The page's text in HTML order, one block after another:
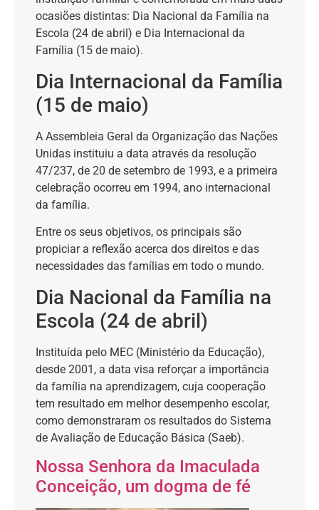
ocasiões distintas: Dia Nacional da Família na
Escola (24 de abril) e Dia Internacional da
Família (15 de maio).
Dia Internacional da Família
(15 de maio)
A Assembleia Geral da Organização das Nações
Unidas instituiu a data através da resolução
47/237, de 20 de setembro de 1993, e a primeira
celebração ocorreu em 1994, ano internacional
da família.
Entre os seus objetivos, os principais são
propiciar a reflexão acerca dos direitos e das
necessidades das famílias em todo o mundo.
Dia Nacional da Família na
Escola (24 de abril)
Instituída pelo MEC (Ministério da Educação),
desde 2001, a data visa reforçar a importância
da família na aprendizagem, cuja cooperação
tem resultado em melhor desempenho escolar,
como demonstraram os resultados do Sistema
de Avaliação de Educação Básica (Saeb).
Nossa Senhora da Imaculada
Conceição, um dogma de fé